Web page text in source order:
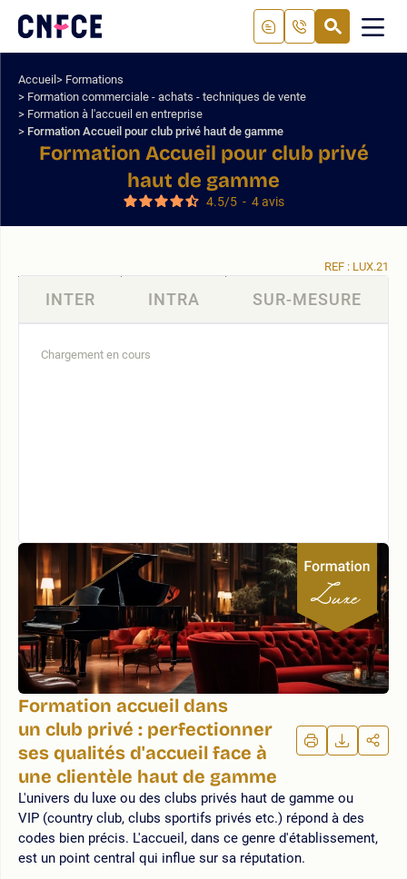
contenu
menu
Aller
Logo
site
Accueil
Formations
Formation commerciale - achats - techniques de vente
Formation à l'accueil en entreprise
Formation Accueil pour club privé haut de gamme
Formation Accueil pour club privé
haut de gamme
4.5/5 - 4avis
Formation accueil dans
un club privé : perfectionner
ses qualités d'accueil face à
une clientèle haut de gamme
IMPRIMER
LA
LA
L'univers du luxe ou des clubs privés haut de gamme ou
VIP (country club, clubs sportifs privés etc.) répond à des
codes bien précis. L'accueil, dans ce genre d'établissement,
est un point central qui influe sur sa réputation.
REF : LUX.21
INTER INTRA SUR-MESURE